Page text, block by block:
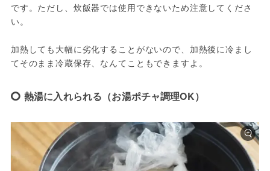
です。ただし、炊飯器では使用できないため注意してくださ
い。
加熱しても大幅に劣化することがないので、加熱後に冷まし
てそのまま冷蔵保存、なんてこともできますよ。
熱湯に入れられる（お湯ポチャ調理OK）